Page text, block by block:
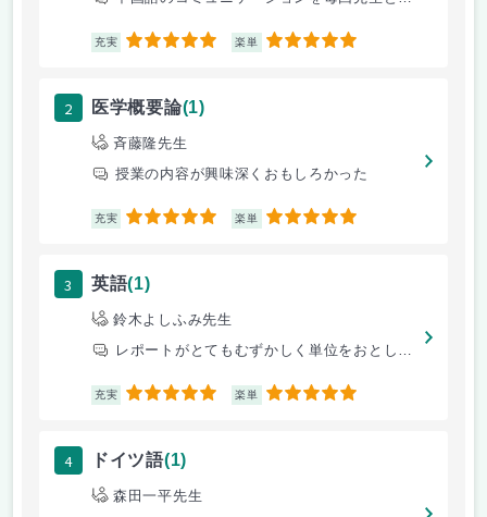
充実 5 楽単 5
2 医学概要論(1)
斉藤隆先生
授業の内容が興味深くおもしろかった
充実 5 楽単 5
3 英語(1)
鈴木よしふみ先生
レポートがとてもむずかしく単位をおとしました
充実 5 楽単 5
4 ドイツ語(1)
森田一平先生